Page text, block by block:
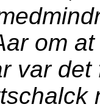
om
var